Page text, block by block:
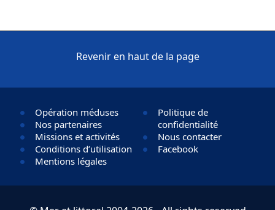
Revenir en haut de la page
Opération méduses
Nos partenaires
Missions et activités
Conditions d’utilisation
Mentions légales
Politique de
confidentialité
Nous contacter
Facebook